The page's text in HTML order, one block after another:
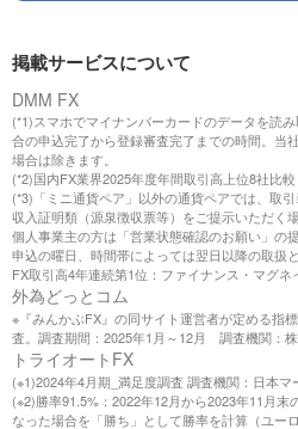
掲載サービスについて
DMM FX
(*1)スマホでマイナンバーカードのデータを読
合の申込完了から登録審査完了までの時間。当
場合は除きます。
(*2)国内FX業界2025年度年間取引高上位8社比
(*3)「ミニ通貨ペア」以外の通貨ペアでは、取
収入証明類（源泉徴収票等）をご提示いただく
個人事業主の方は「営業状態確認のお願い」の
申込の曜日、時間帯によっては翌日以降の取扱
FX取引高4年連続第1位：ファイナンス・マグネ
外為どっとコム
※『みんかぶFX』の同サイト運営者が定める指
査。調査期間：2025年1月～12月 調査機関：株
トライオートFX
(※1)2024年4月期_満足度調査 調査機関：日本
(※2)勝率91.5%：2022年12月から2023年11月
なった場合を「勝ち」として勝率を計算（ユー